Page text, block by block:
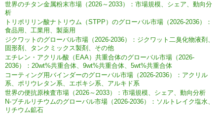
世界のチタン金属粉末市場（2026～2033）：市場規模、シェア、動向分
析
トリポリリン酸ナトリウム（STPP）のグローバル市場（2026-2036）：
食品用、工業用、製薬用
ジクワットのグローバル市場（2026-2036）：ジクワット二臭化物液剤、
固形剤、タンクミックス製剤、その他
エチレン・アクリル酸（EAA）共重合体のグローバル市場（2026-
2036）：20wt%共重合体、9wt%共重合体、5wt%共重合体
コーティング用バインダーのグローバル市場（2026-2036）：アクリル
系、ポリウレタン系、エポキシ系、アルキド系
世界の便抗原検査市場（2026～2033）：市場規模、シェア、動向分析
N-ブチルリチウムのグローバル市場（2026-2036）：ソルトレイク塩水、
リチウム鉱石